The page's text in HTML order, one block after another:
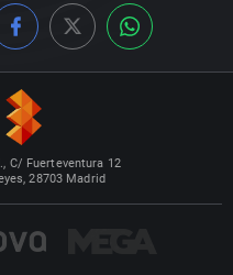
C/ Fuerteventura 12
28703 Madrid